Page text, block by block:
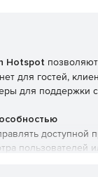
Hotspot
для гостей,
для поддержки